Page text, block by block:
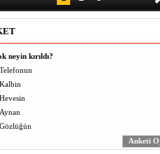
BORCU KAÇ YIL?
Halil EL
Vermek (Mahbo) ve Almak
(Masbo): Anlayış ve Bilinç
Mahabat İskenderoğlu
neyin kırıldı?
Telefonun
Kalbin
Hevesin
Aynan
Gözlüğün